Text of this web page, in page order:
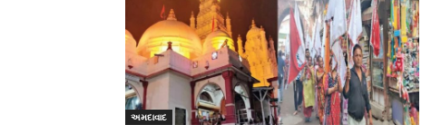
અમદાવાદ